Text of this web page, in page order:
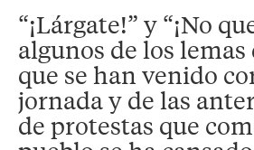
“¡Lárgate!” y “¡No
algunos de los
que se han venido
jornada y de las
de protestas que